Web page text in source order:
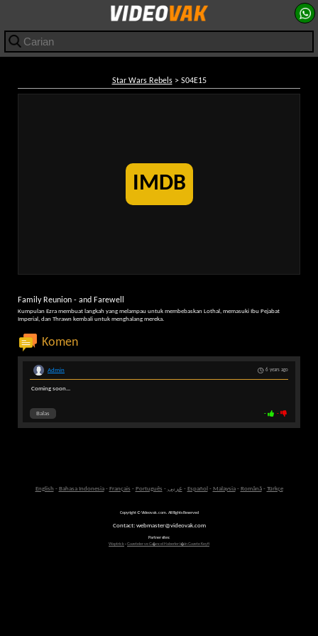
Star Wars Rebels> S04E15
IMDB
Family Reunion - and Farewell
Kumpulan Ezra membuat langkah yang melampau untuk membebaskan Lothal, memasuki Ibu Pejabat
Imperial, dan Thrawn kembali untuk menghalang mereka.
Komen
6 years ago
Admin
Coming soon...
- -
Balas
English - Bahasa Indonesia- Français - Português - عربى- Español - Malaysia- Română- Türkçe
Copyright © Videovak.com. All Rights Reserved
Contact: webmaster@videovak.com
Partner sites:
Waptrick-Gazeteler ve G�ncel Haberler i�in Gazete Keyfi